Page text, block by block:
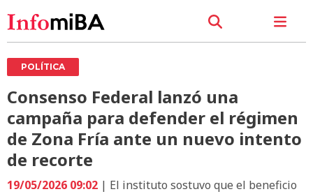
POLÍTICA
Consenso Federal lanzó una
campaña para defender el régimen
de Zona Fría ante un nuevo intento
de recorte
19/05/2026 09:02 | El instituto sostuvo que el beneficio